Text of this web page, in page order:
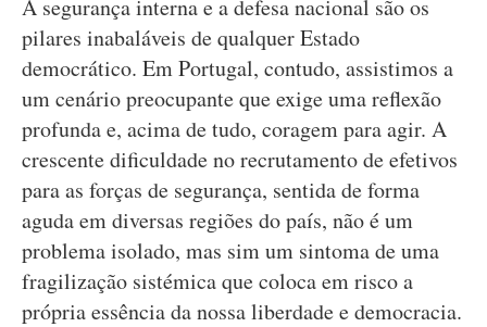
A segurança interna e a defesa nacional são os
pilares inabaláveis de qualquer Estado
democrático. Em Portugal, contudo, assistimos a
um cenário preocupante que exige uma reflexão
profunda e, acima de tudo, coragem para agir. A
crescente dificuldade no recrutamento de efetivos
para as forças de segurança, sentida de forma
aguda em diversas regiões do país, não é um
problema isolado, mas sim um sintoma de uma
fragilização sistémica que coloca em risco a
própria essência da nossa liberdade e democracia.